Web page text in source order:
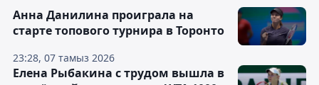
23:28, 07 тамыз 2026
Анна Данилина проиграла на
старте топового турнира в Торонто
Елена Рыбакина с трудом вышла в